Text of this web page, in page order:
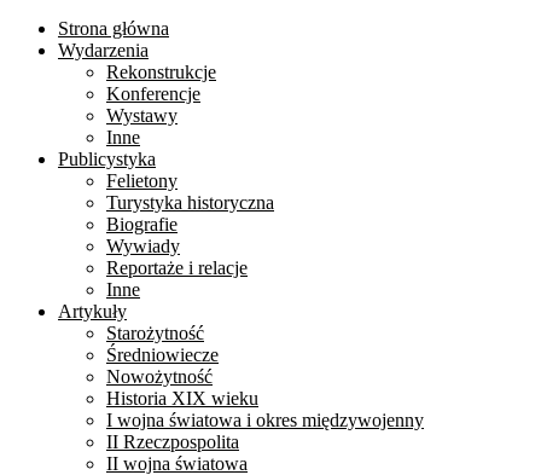
Strona główna
Wydarzenia
Rekonstrukcje
Konferencje
Wystawy
Inne
Publicystyka
Felietony
Turystyka historyczna
Biografie
Wywiady
Reportaże i relacje
Inne
Artykuły
Starożytność
Średniowiecze
Nowożytność
Historia XIX wieku
I wojna światowa i okres międzywojenny
II Rzeczpospolita
II wojna światowa